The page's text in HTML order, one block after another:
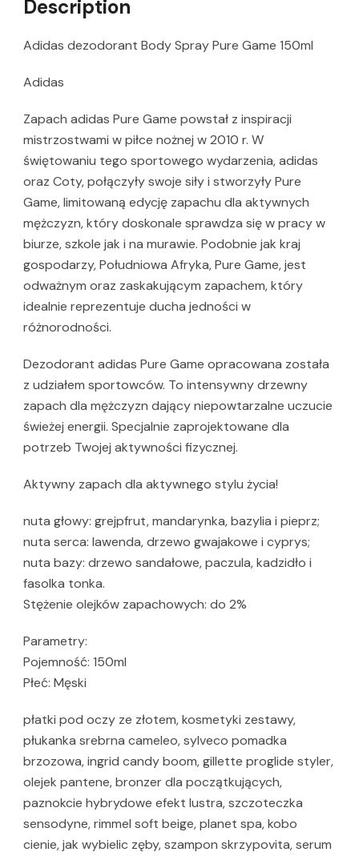
Description
Adidas dezodorant Body Spray Pure Game 150ml
Adidas
Zapach adidas Pure Game powstał z inspiracji
mistrzostwami w piłce nożnej w 2010 r. W
świętowaniu tego sportowego wydarzenia, adidas
oraz Coty, połączyły swoje siły i stworzyły Pure
Game, limitowaną edycję zapachu dla aktywnych
mężczyzn, który doskonale sprawdza się w pracy w
biurze, szkole jak i na murawie. Podobnie jak kraj
gospodarzy, Południowa Afryka, Pure Game, jest
odważnym oraz zaskakującym zapachem, który
idealnie reprezentuje ducha jedności w
różnorodności.
Dezodorant adidas Pure Game opracowana została
z udziałem sportowców. To intensywny drzewny
zapach dla mężczyzn dający niepowtarzalne uczucie
świeżej energii. Specjalnie zaprojektowane dla
potrzeb Twojej aktywności fizycznej.
Aktywny zapach dla aktywnego stylu życia!
nuta głowy: grejpfrut, mandarynka, bazylia i pieprz;
nuta serca: lawenda, drzewo gwajakowe i cyprys;
nuta bazy: drzewo sandałowe, paczula, kadzidło i
fasolka tonka.
Stężenie olejków zapachowych: do 2%
Parametry:
Pojemność: 150ml
Płeć: Męski
płatki pod oczy ze złotem, kosmetyki zestawy,
płukanka srebrna cameleo, sylveco pomadka
brzozowa, ingrid candy boom, gillette proglide styler,
olejek pantene, bronzer dla początkujących,
paznokcie hybrydowe efekt lustra, szczoteczka
sensodyne, rimmel soft beige, planet spa, kobo
cienie, jak wybielic zęby, szampon skrzypovita, serum